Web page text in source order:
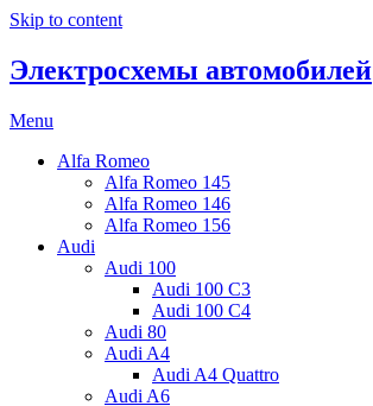
Skip to content
Электросхемы автомобилей
Menu
Alfa Romeo
Alfa Romeo 145
Alfa Romeo 146
Alfa Romeo 156
Audi
Audi 100
Audi 100 C3
Audi 100 C4
Audi 80
Audi A4
Audi A4 Quattro
Audi A6